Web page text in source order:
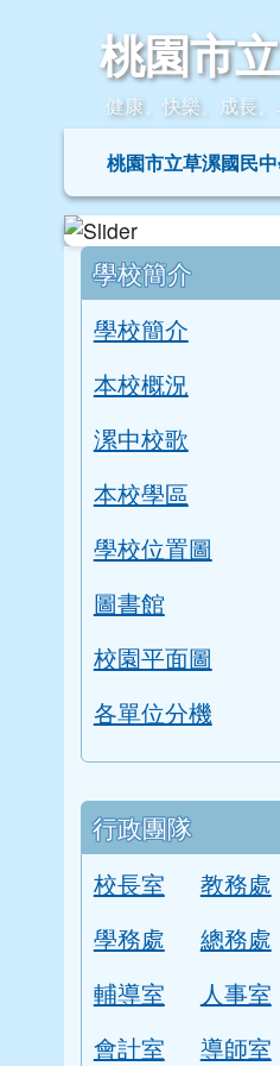
桃園市立草
桃園市
健康、快樂、成長
導覽列桃園市立草漯國民
左邊區域內容
學校簡介
學校簡介
本校概況
漯中校歌
本校學區
學校位置圖
圖書館
校園平面圖
各單位分機
行政團隊
校長室
教務處
學務處
總務處
輔導室
人事室
會計室
導師室
頁尾區域